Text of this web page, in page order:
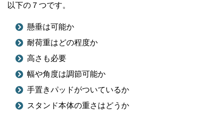
以下の７つです。
懸垂は可能か
耐荷重はどの程度か
高さも必要
幅や角度は調節可能か
手置きパッドがついているか
スタンド本体の重さはどうか